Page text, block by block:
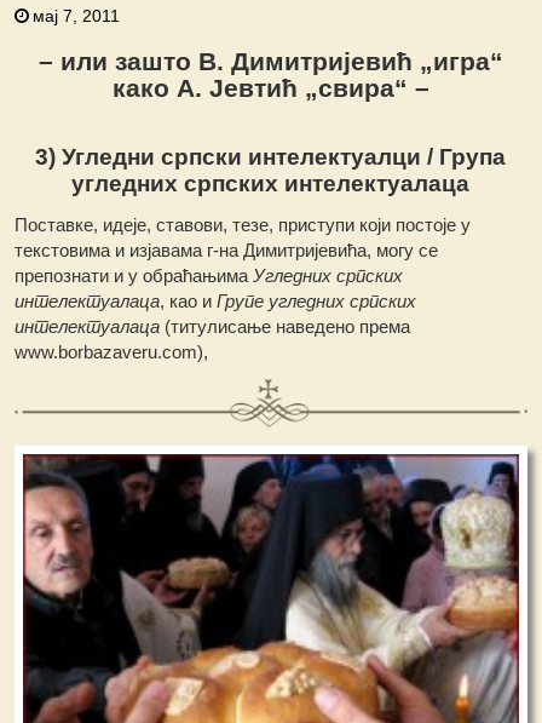
мај 7, 2011
– или зашто В. Димитријевић „игра“
како А. Јевтић „свира“ –
3) Угледни српски интелектуалци / Група
угледних српских интелектуалаца
Поставке, идеје, ставови, тезе, приступи који постоје у
текстовима и изјавама г-на Димитријевића, могу се
препознати и у обраћањимаУгледних српских
интелектуалаца, као иГрупе угледних српских
интелектуалаца (титулисање наведено према
www.borbazaveru.com),